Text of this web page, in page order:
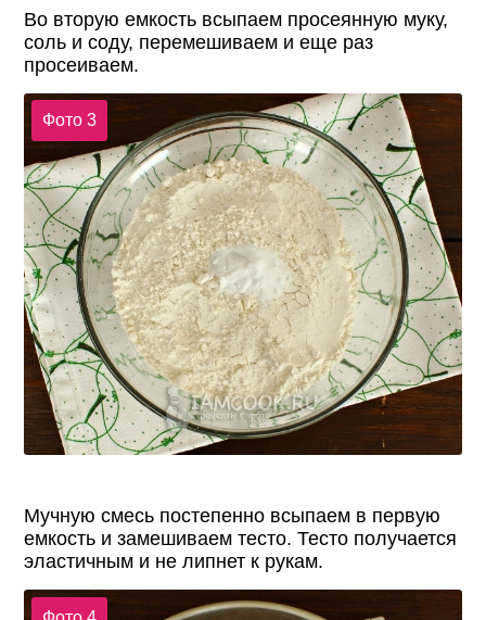
Во вторую емкость всыпаем просеянную муку,
соль и соду, перемешиваем и еще раз
просеиваем.
Фото 3
Мучную смесь постепенно всыпаем в первую
емкость и замешиваем тесто. Тесто получается
эластичным и не липнет к рукам.